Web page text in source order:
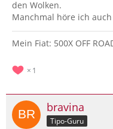
den Wolken.
Manchmal höre ich
Mein Fiat: 500X OFF
1
bravina
Tipo-Guru